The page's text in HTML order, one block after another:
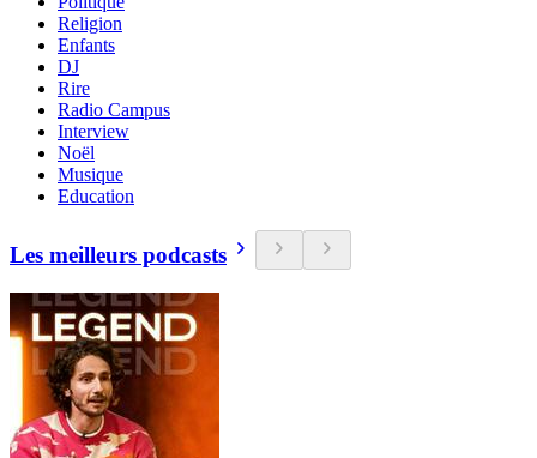
Religion
Enfants
DJ
Rire
Radio Campus
Interview
Noël
Musique
Education
Les meilleurs podcasts